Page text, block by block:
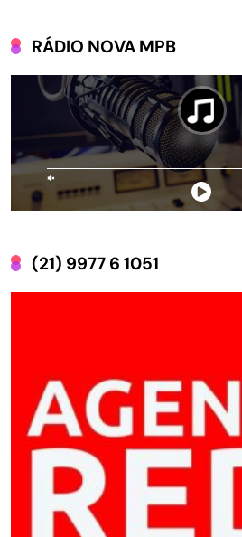
RÁDIO NOVA MPB
(21) 9977 6 1051